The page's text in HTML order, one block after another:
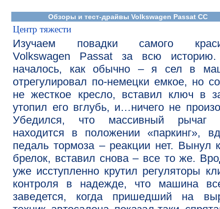
Обзоры и тест-драйвы Volkswagen Passat CC
Центр тяжести
Изучаем повадки самого
Volkswagen Passat за всю
началось, как обычно – я сел в
отрегулировал по-немецки емкое, но
не жесткое кресло, вставил ключ в
утопил его вглубь, и…ничего не
Убедился, что массивный рычаг
находится в положении «паркинг»,
педаль тормоза – реакции нет. Вынул
брелок, вставил снова – все то же.
уже исступленно крутил регуляторы
контроля в надежде, что машина
заведется, когда пришедший на